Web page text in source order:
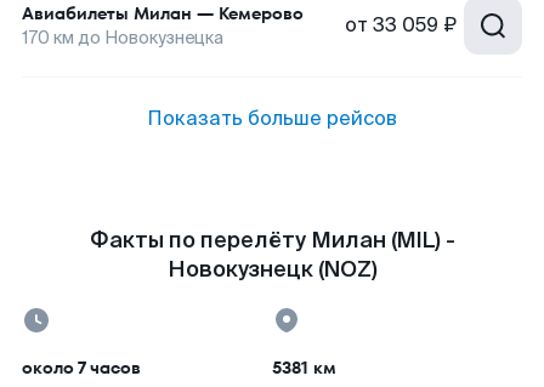
Авиабилеты Милан — Кемерово
170 км до Новокузнецка от 33 059 ₽
Показать больше рейсов
Факты по перелёту Милан (MIL) -
Новокузнецк (NOZ)
около 7 часов 5381 км